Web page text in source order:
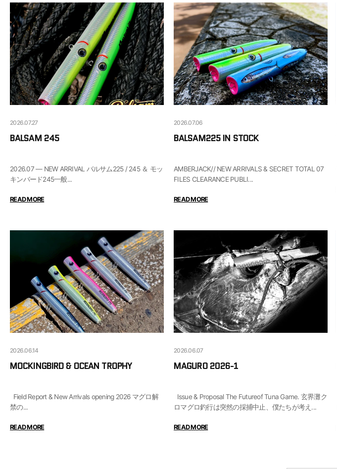
H
O
P
2026.07.27
BALSAM 245
2026.07 — NEW ARRIVAL バルサム225 / 245 ＆ モッ
キンバード245一般...
READ MORE
2026.07.06
BALSAM225 IN STOCK
AMBERJACK// NEW ARRIVALS & SECRET TOTAL 07
FILES CLEARANCE PUBLI...
READ MORE
2026.06.14
MOCKINGBIRD & OCEAN TROPHY
禁の...
READ MORE
2026.06.07
MAGURO 2026-1
ロマグロ釣行は突然の採捕中止、僕たちが考え...
READ MORE